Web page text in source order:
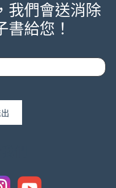
我們會送消除
書給您！